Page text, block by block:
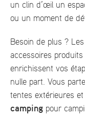
un clin d’œil un
ou un moment de
Besoin de plus ?
accessoires
enrichissent vos
nulle part. Vous
tentes extérieures et
camping pour